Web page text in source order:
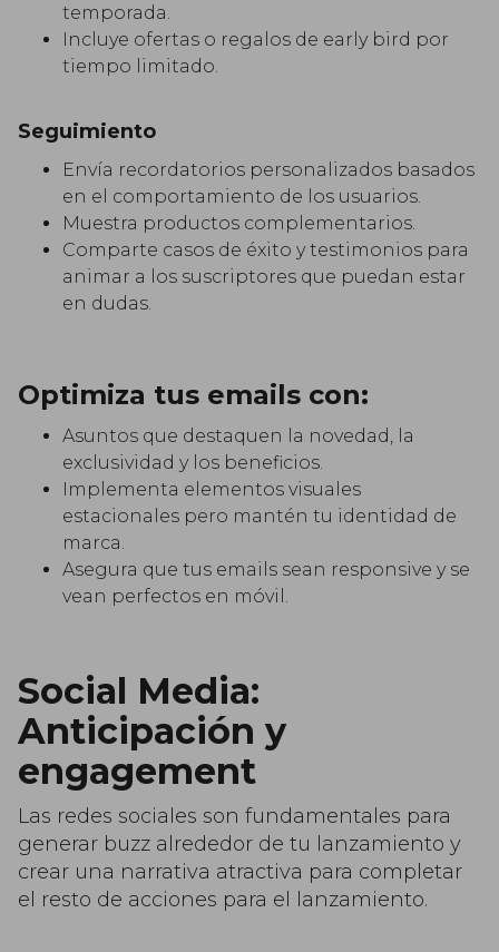
temporada.
Incluye ofertas o regalos de early bird por
tiempo limitado.
Seguimiento
Envía recordatorios personalizados basados
en el comportamiento de los usuarios.
Muestra productos complementarios.
Comparte casos de éxito y testimonios para
animar a los suscriptores que puedan estar
en dudas.
Optimiza tus emails con:
Asuntos que destaquen la novedad, la
exclusividad y los beneficios.
Implementa elementos visuales
estacionales pero mantén tu identidad de
marca.
Asegura que tus emails sean responsive y se
vean perfectos en móvil.
Social Media:
Anticipación y
engagement
Las redes sociales son fundamentales para
generar buzz alrededor de tu lanzamiento y
crear una narrativa atractiva para completar
el resto de acciones para el lanzamiento.